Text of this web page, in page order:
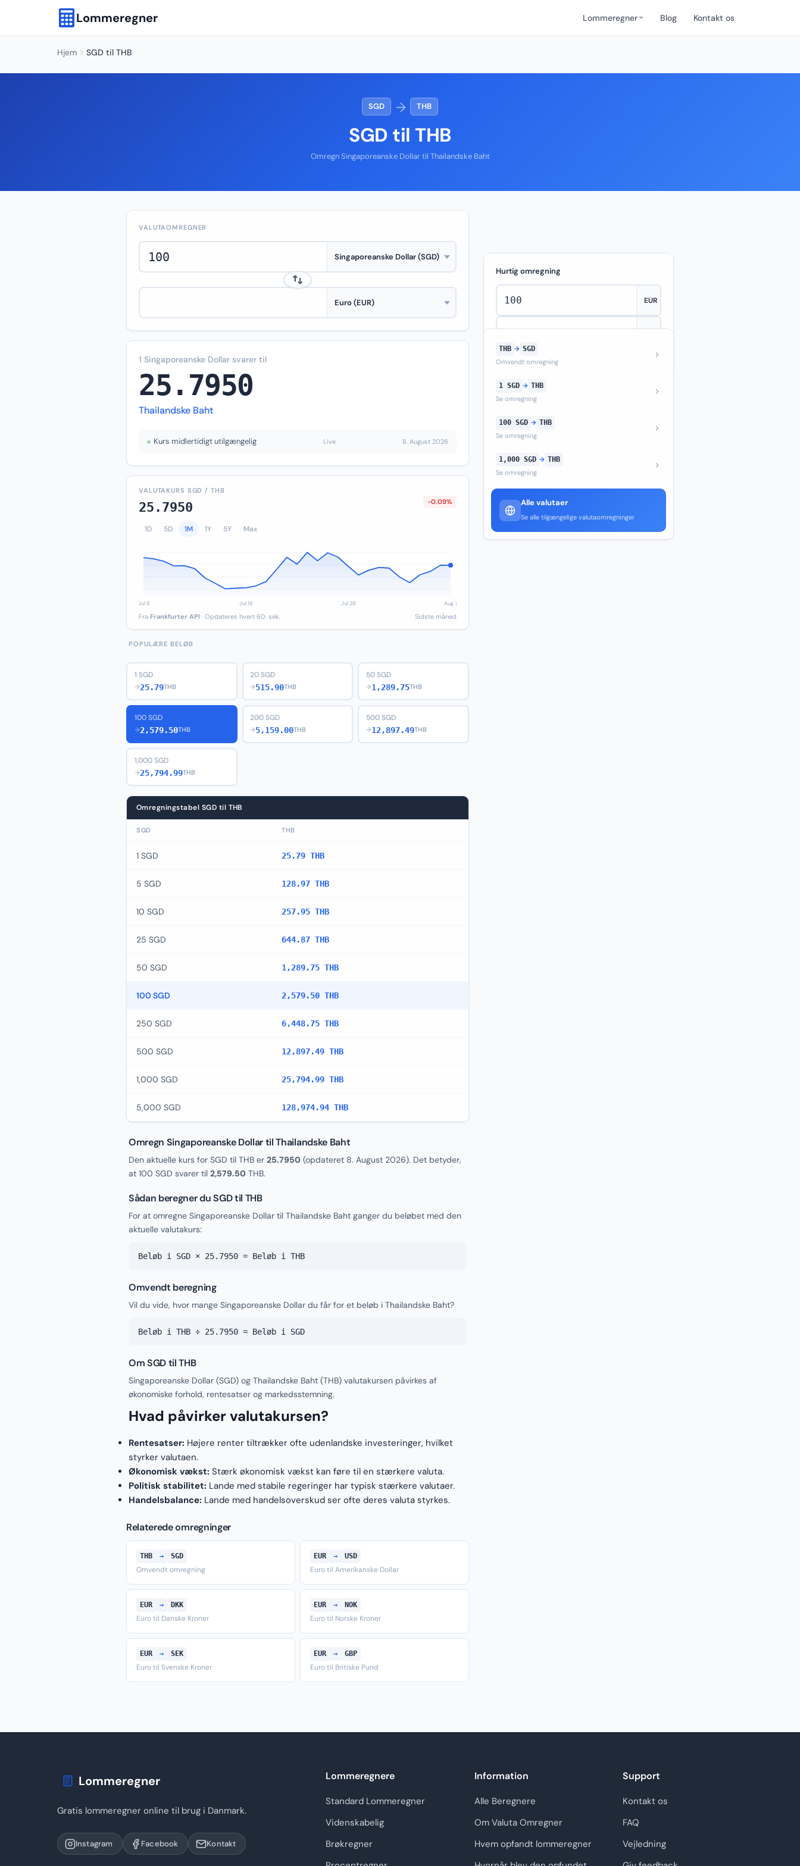
Lommeregner Lommeregner Blog Kontakt os
Hjem SGD til THB
SGD → THB
SGD til THB
Omregn Singaporeanske Dollar til Thailandske Baht
VALUTAOMREGNER
1 Singaporeanske Dollar svarer til
25.7950
Thailandske Baht
Kurs midlertidigt utilgængelig Live 8. August 2026
VALUTAKURS SGD / THB
25.7950 -0.09%
1D 5D 1M 1Y 5Y Max
Fra Frankfurter API · Opdateres hvert 60. sek. Sidste måned
POPULÆRE BELØB
1 SGD
→25.79THB
20 SGD
→515.90THB
50 SGD
→1,289.75THB
100 SGD
→2,579.50THB
200 SGD
→5,159.00THB
500 SGD
→12,897.49THB
1,000 SGD
→25,794.99THB
Omregningstabel SGD til THB
SGD THB
1 SGD 25.79 THB
5 SGD 128.97 THB
10 SGD 257.95 THB
25 SGD 644.87 THB
50 SGD 1,289.75 THB
100 SGD 2,579.50 THB
250 SGD 6,448.75 THB
500 SGD 12,897.49 THB
1,000 SGD 25,794.99 THB
5,000 SGD 128,974.94 THB
Omregn Singaporeanske Dollar til Thailandske Baht
Den aktuelle kurs for SGD til THB er 25.7950 (opdateret 8. August 2026). Det betyder,
at 100 SGD svarer til 2,579.50 THB.
Sådan beregner du SGD til THB
For at omregne Singaporeanske Dollar til Thailandske Baht ganger du beløbet med den
aktuelle valutakurs:
Beløb i SGD × 25.7950 = Beløb i THB
Omvendt beregning
Vil du vide, hvor mange Singaporeanske Dollar du får for et beløb i Thailandske Baht?
Beløb i THB ÷ 25.7950 = Beløb i SGD
Om SGD til THB
Singaporeanske Dollar (SGD) og Thailandske Baht (THB) valutakursen påvirkes af
økonomiske forhold, rentesatser og markedsstemning.
Hvad påvirker valutakursen?
Rentesatser: Højere renter tiltrækker ofte udenlandske investeringer, hvilket
styrker valutaen.
Økonomisk vækst: Stærk økonomisk vækst kan føre til en stærkere valuta.
Politisk stabilitet: Lande med stabile regeringer har typisk stærkere valutaer.
Handelsbalance: Lande med handelsoverskud ser ofte deres valuta styrkes.
Relaterede omregninger
THB → SGD
Omvendt omregning
EUR → USD
Euro til Amerikanske Dollar
EUR → DKK
Euro til Danske Kroner
EUR → NOK
Euro til Norske Kroner
EUR → SEK
Euro til Svenske Kroner
EUR → GBP
Euro til Britiske Pund
Hurtig omregning
THB → SGD
Omvendt omregning
1 SGD → THB
Se omregning
100 SGD → THB
Se omregning
1,000 SGD → THB
Se omregning
Alle valutaer
Se alle tilgængelige valutaomregninger
Lommeregner
Gratis lommeregner online til brug i Danmark.
Instagram Facebook Kontakt
Lommeregnere
Standard Lommeregner
Videnskabelig
Brøkregner
Information
Alle Beregnere
Om Valuta Omregner
Hvem opfandt lommeregner
Support
Kontakt os
FAQ
Vejledning